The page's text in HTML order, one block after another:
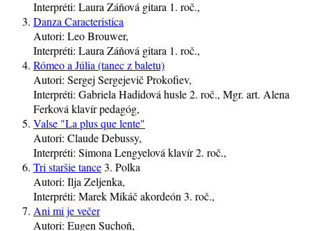
Interpréti: Laura Záňová gitara 1. roč.,
Danza Caracteristica
Autori: Leo Brouwer,
Interpréti: Laura Záňová gitara 1. roč.,
Rómeo a Júlia (tanec z baletu)
Autori: Sergej Sergejevič Prokofiev,
Interpréti: Gabriela Hadidová husle2. roč., Mgr. art. Alena
Ferková klavírpedagóg,
Valse "La plus que lente"
Autori: Claude Debussy,
Interpréti: Simona Lengyelová klavír2. roč.,
Tri staršie tance3. Polka
Autori: Ilja Zeljenka,
Interpréti: Marek Mikáčakordeón 3. roč.,
Ani mi je večer
Autori: Eugen Suchoň,